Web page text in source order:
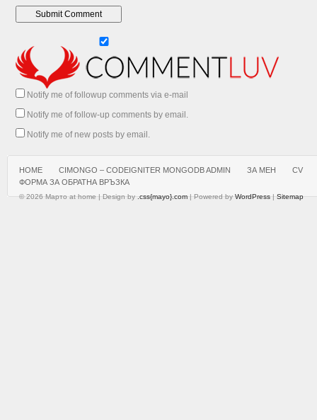
Notify me of followup comments via e-mail
Notify me of follow-up comments by email.
Notify me of new posts by email.
HOME CIMONGO – CODEIGNITER MONGODB ADMIN ЗА МЕН
CV
ФОРМА ЗА ОБРАТНА ВРЪЗКА
© 2026 Марто at home | Design by.css{mayo}.com| Powered byWordPress|Sitemap